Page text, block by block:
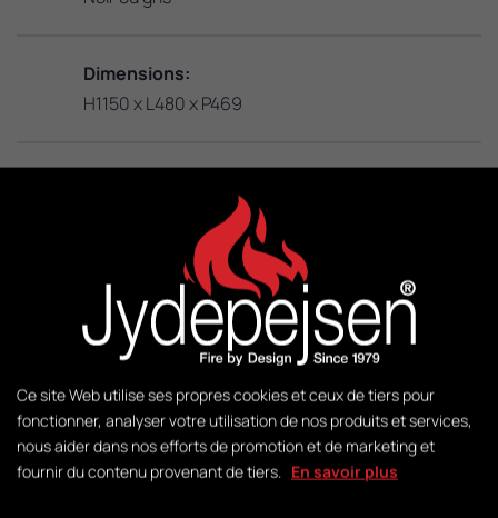
Dimensions:
H1150 x L480 x P469
M2:
50-140
Poids:
140 kg
Ce site Web utilise ses propres cookies et ceux de tiers pour
fonctionner, analyser votre utilisation de nos produits et services,
nous aider dans nos efforts de promotion et de marketing et
fournir du contenu provenant de tiers. En savoir plus